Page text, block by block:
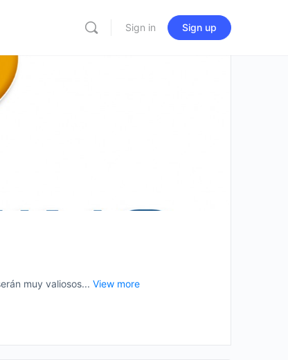
Sign in Sign up
muy valiosos... View more